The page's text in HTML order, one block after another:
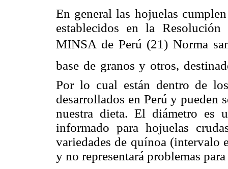
En general las hojuelas
establecidos en la
MINSA de Perú (21) Norma
base de granos y otros,
Por lo cual están dentro de
desarrollados en Perú y
nuestra dieta. El diámetro es
informado para hojuelas
variedades de quínoa (intervalo
y no representará problemas